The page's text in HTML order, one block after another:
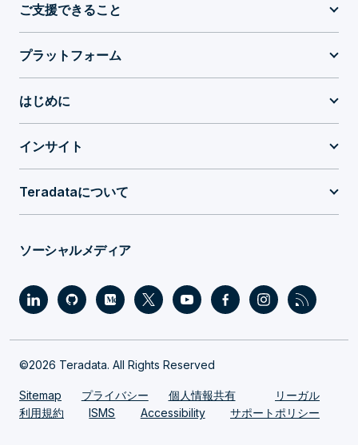
ご支援できること
プラットフォーム
はじめに
インサイト
Teradataについて
ソーシャルメディア
©2026 Teradata. All Rights Reserved
Sitemap プライバシー 個人情報共有
リーガル
利用規約
ISMS Accessibility サポートポリシー